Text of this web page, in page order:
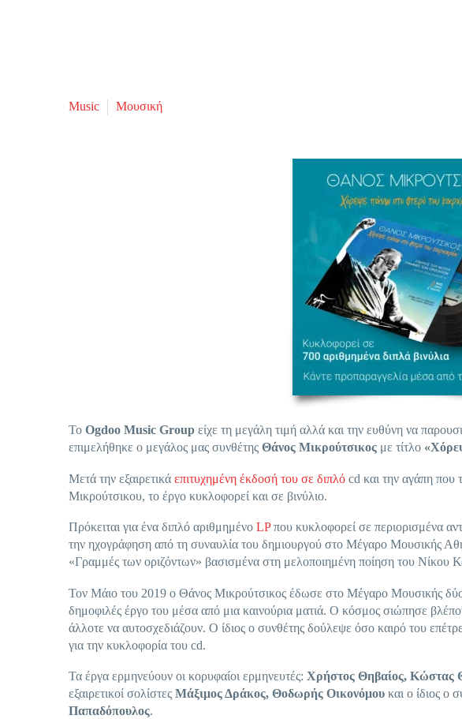
Music Μουσική
Το Ogdoo Music Group είχε τη μεγάλη τιμή αλλά και την ευθύνη να
επιμελήθηκε ο μεγάλος μας συνθέτης Θάνος Μικρούτσικος με τίτλο
Μετά την εξαιρετικά επιτυχημένη έκδοσή του σε διπλό cd και την αγάπη που
Μικρούτσικου, το έργο κυκλοφορεί και σε βινύλιο.
Πρόκειται για ένα διπλό αριθμημένο LPπου κυκλοφορεί σε περιορισμένα
την ηχογράφηση από τη συναυλία του δημιουργού στο Μέγαρο Μουσικής
«Γραμμές των οριζόντων» βασισμένα στη μελοποιημένη ποίηση του Νίκου
Τον Μάιο του 2019 ο Θάνος Μικρούτσικος έδωσε στο Μέγαρο Μουσικής δύο
δημοφιλές έργο του μέσα από μια καινούρια ματιά. Ο κόσμος σιώπησε
άλλοτε να αυτοσχεδιάζουν. Ο ίδιος ο συνθέτης δούλεψε όσο καιρό του
για την κυκλοφορία του cd.
Τα έργα ερμηνεύουν οι κορυφαίοι ερμηνευτές: Χρήστος Θηβαίος, Κώστας
εξαιρετικοί σολίστες Μάξιμος Δράκος, Θοδωρής Οικονόμου και ο ίδιος ο
Παπαδόπουλος.